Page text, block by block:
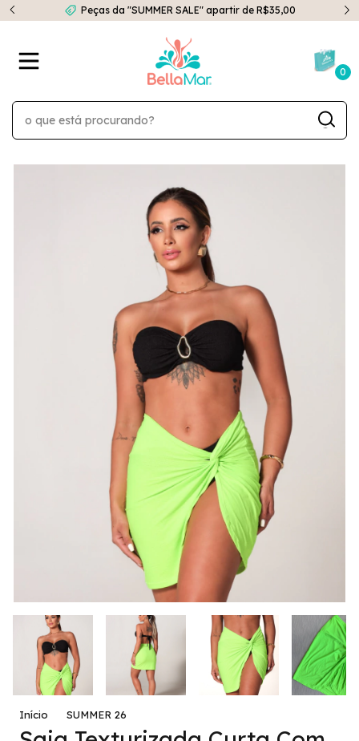
Peças da "SUMMER SALE" apartir de R$35,00
0
Início SUMMER 26